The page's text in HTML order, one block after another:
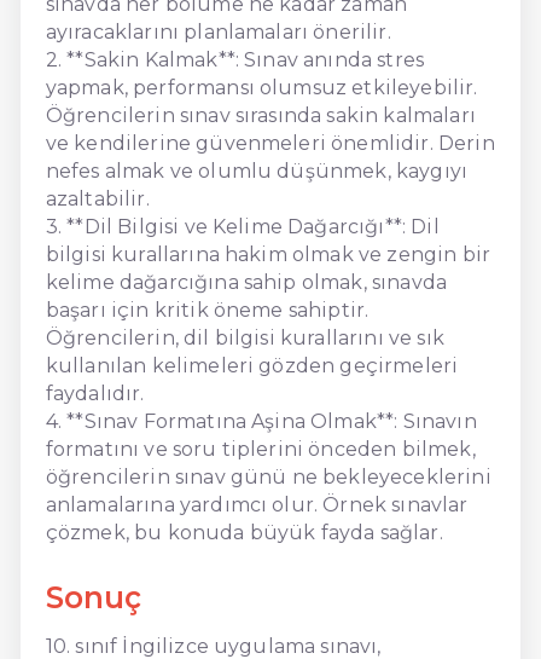
ayıracaklarını planlamaları önerilir.
2. **Sakin Kalmak**: Sınav anında stres
yapmak, performansı olumsuz etkileyebilir.
Öğrencilerin sınav sırasında sakin kalmaları
ve kendilerine güvenmeleri önemlidir. Derin
nefes almak ve olumlu düşünmek, kaygıyı
azaltabilir.
3. **Dil Bilgisi ve Kelime Dağarcığı**: Dil
bilgisi kurallarına hakim olmak ve zengin bir
kelime dağarcığına sahip olmak, sınavda
başarı için kritik öneme sahiptir.
Öğrencilerin, dil bilgisi kurallarını ve sık
kullanılan kelimeleri gözden geçirmeleri
faydalıdır.
4. **Sınav Formatına Aşina Olmak**: Sınavın
formatını ve soru tiplerini önceden bilmek,
öğrencilerin sınav günü ne bekleyeceklerini
anlamalarına yardımcı olur. Örnek sınavlar
çözmek, bu konuda büyük fayda sağlar.
Sonuç
10. sınıf İngilizce uygulama sınavı,